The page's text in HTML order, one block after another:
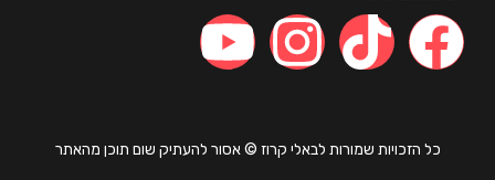
כל הזכויות שמורות לבאלי קרוז © אסור להעתיק שום תוכן מהאתר